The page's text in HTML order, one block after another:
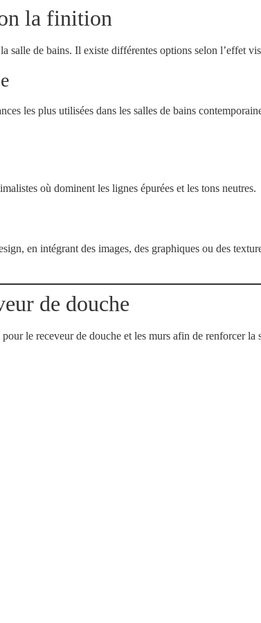
la finition
de bains. Il existe différentes options selon l’effet
les plus utilisées dans les salles de bains
où dominent les lignes épurées et les tons neutres.
en intégrant des images, des graphiques ou des
de douche
le receveur de douche et les murs afin de renforcer la